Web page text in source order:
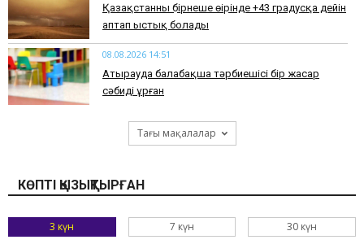
Қазақстанның бірнеше өңірінде +43 градусқа дейін
аптап ыстық болады
08.08.2026 14:51
Атырауда балабақша тәрбиешісі бір жасар
сәбиді ұрған
Тағы мақалалар
КӨПТІ ҚЫЗЫҚТЫРҒАН
3 күн 7 күн 30 күн